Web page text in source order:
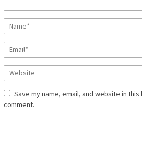
Save my name, email, and website in
comment.